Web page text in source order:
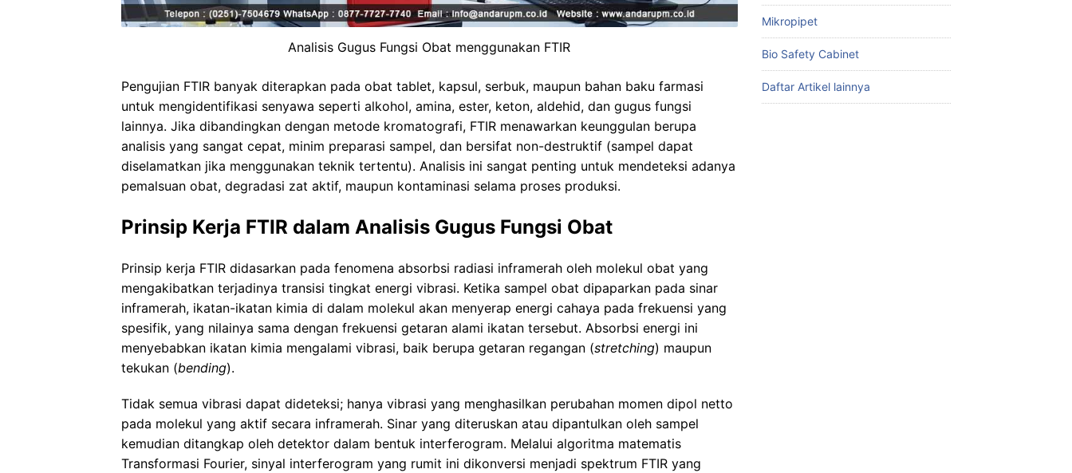
Analisis Gugus Fungsi Obat menggunakan FTIR
Pengujian FTIR banyak diterapkan pada obat tablet, kapsul, serbuk, maupun bahan baku farmasi
untuk mengidentifikasi senyawa seperti alkohol, amina, ester, keton, aldehid, dan gugus fungsi
lainnya. Jika dibandingkan dengan metode kromatografi, FTIR menawarkan keunggulan berupa
analisis yang sangat cepat, minim preparasi sampel, dan bersifat non-destruktif (sampel dapat
diselamatkan jika menggunakan teknik tertentu). Analisis ini sangat penting untuk mendeteksi adanya
pemalsuan obat, degradasi zat aktif, maupun kontaminasi selama proses produksi.
Prinsip Kerja FTIR dalam Analisis Gugus Fungsi Obat
Prinsip kerja FTIR didasarkan pada fenomena absorbsi radiasi inframerah oleh molekul obat yang
mengakibatkan terjadinya transisi tingkat energi vibrasi. Ketika sampel obat dipaparkan pada sinar
inframerah, ikatan-ikatan kimia di dalam molekul akan menyerap energi cahaya pada frekuensi yang
spesifik, yang nilainya sama dengan frekuensi getaran alami ikatan tersebut. Absorbsi energi ini
menyebabkan ikatan kimia mengalami vibrasi, baik berupa getaran regangan (stretching) maupun
tekukan (bending).
Tidak semua vibrasi dapat dideteksi; hanya vibrasi yang menghasilkan perubahan momen dipol netto
pada molekul yang aktif secara inframerah. Sinar yang diteruskan atau dipantulkan oleh sampel
kemudian ditangkap oleh detektor dalam bentuk interferogram. Melalui algoritma matematis
Transformasi Fourier, sinyal interferogram yang rumit ini dikonversi menjadi spektrum FTIR yang
Mikropipet
Bio Safety Cabinet
Daftar Artikel lainnya